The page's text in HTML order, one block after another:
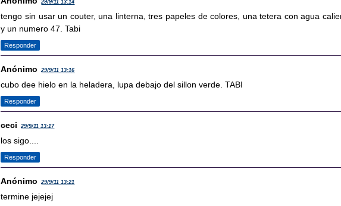
29/9/11 13:14
tengo sin usar un couter, una linterna, tres papeles de colores, una tetera con agua
y un numero 47. Tabi
Responder
Anónimo 29/9/11 13:16
cubo dee hielo en la heladera, lupa debajo del sillon verde. TABI
Responder
ceci 29/9/11 13:17
los sigo....
Responder
Anónimo 29/9/11 13:21
termine jejejej